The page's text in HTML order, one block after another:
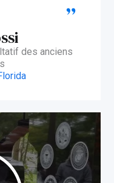
des anciens